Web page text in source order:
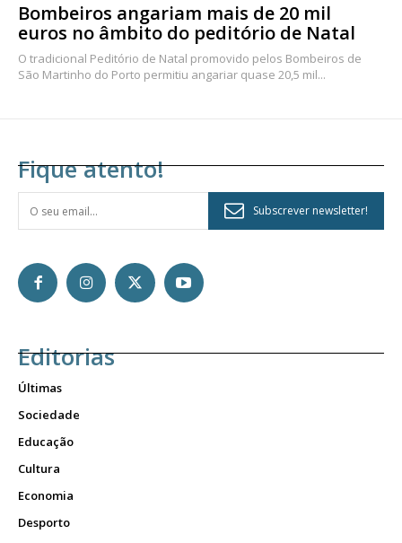
Bombeiros angariam mais de 20 mil
euros no âmbito do peditório de Natal
O tradicional Peditório de Natal promovido pelos Bombeiros de
São Martinho do Porto permitiu angariar quase 20,5 mil...
Fique atento!
Subscrever newsletter!
Editorias
Últimas
Sociedade
Educação
Cultura
Economia
Desporto